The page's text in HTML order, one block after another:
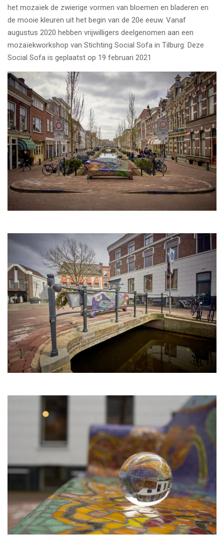
het mozaïek de zwierige vormen van bloemen en bladeren en
de mooie kleuren uit het begin van de 20e eeuw. Vanaf
augustus 2020 hebben vrijwilligers deelgenomen aan een
mozaïekworkshop van Stichting Social Sofa in Tilburg. Deze
Social Sofa is geplaatst op 19 februari 2021